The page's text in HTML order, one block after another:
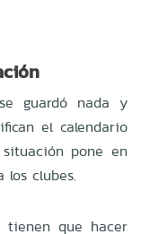
guardó nada y
el calendario
pone en
clubes.
tienen que hacer